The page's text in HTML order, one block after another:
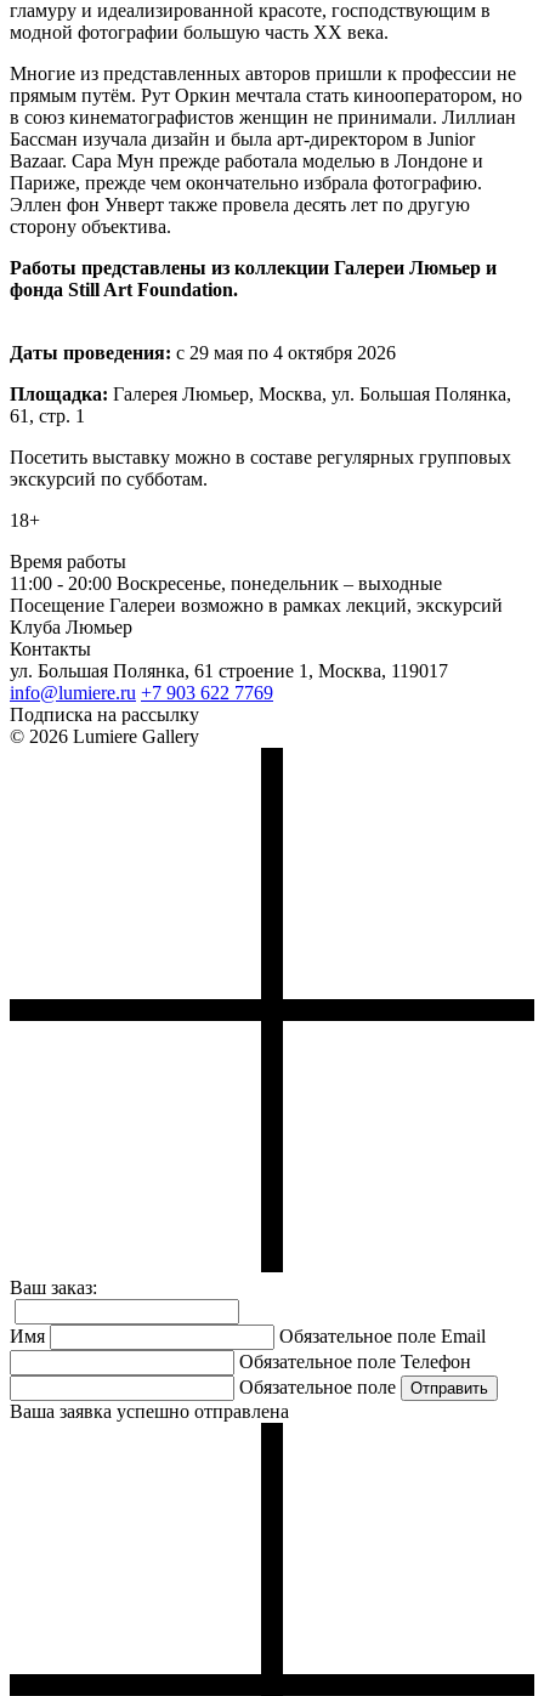
гламуру и идеализированной красоте, господствующим в
модной фотографии большую часть XX века.
Многие из представленных авторов пришли к профессии не
прямым путём. Рут Оркин мечтала стать кинооператором, но
в союз кинематографистов женщин не принимали. Лиллиан
Бассман изучала дизайн и была арт-директором в Junior
Bazaar. Сара Мун прежде работала моделью в Лондоне и
Париже, прежде чем окончательно избрала фотографию.
Эллен фон Унверт также провела десять лет по другую
сторону объектива.
Работы представлены из коллекции Галереи Люмьер и
фонда Still Art Foundation.
Даты проведения: с 29 мая по 4 октября 2026
Площадка: Галерея Люмьер, Москва, ул. Большая Полянка,
61, стр. 1
Посетить выставку можно в составе регулярных групповых
экскурсий по субботам.
18+
Время работы
11:00 - 20:00 Воскресенье, понедельник – выходные
Посещение Галереи возможно в рамках лекций, экскурсий
Клуба Люмьер
Контакты
ул. Большая Полянка, 61 строение 1, Москва, 119017
info@lumiere.ru +7 903 622 7769
Подписка на рассылку
© 2026 Lumiere Gallery
Ваш заказ:
Имя Обязательное поле Email
Обязательное поле Телефон
Обязательное поле
Ваша заявка успешно отправлена